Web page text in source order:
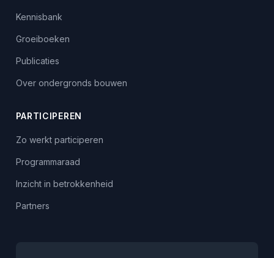
Kennisbank
Groeiboeken
Publicaties
Over ondergronds bouwen
PARTICIPEREN
Zo werkt participeren
Programmaraad
Inzicht in betrokkenheid
Partners